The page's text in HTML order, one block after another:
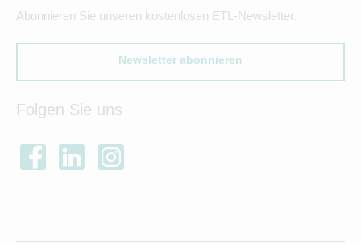
Abonnieren Sie unseren kostenlosen ETL-Newsletter.
Newsletter abonnieren
Folgen Sie uns